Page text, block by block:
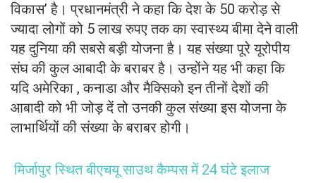
विकास’ है। प्रधानमंत्री ने कहा कि देश के 50 करोड़ से
ज्यादा लोगों को 5 लाख रुपए तक का स्वास्थ्य बीमा देने वाली
यह दुनिया की सबसे बड़ी योजना है। यह संख्या पूरे यूरोपीय
संघ की कुल आबादी के बराबर है। उन्होंने यह भी कहा कि
यदि अमेरिका , कनाडा और मैक्सिको इन तीनों देशों की
आबादी को भी जोड़ दें तो उनकी कुल संख्या इस योजना के
लाभार्थियों की संख्या के बराबर होगी।
मिर्जापुर स्थित बीएचयू साउथ कैम्पस में 24 घंटे इलाज